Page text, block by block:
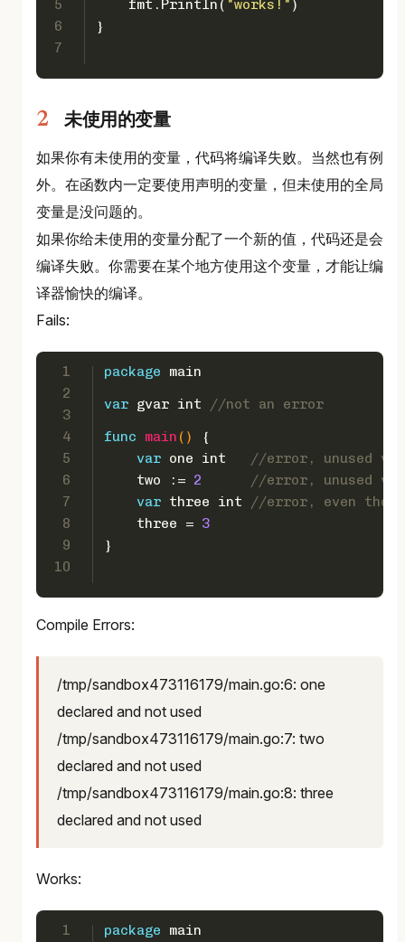
5
6
7
    fmt.Println(
"works!" )
}
未使用的变量
如果你有未使用的变量，代码将编译失败。当然也有例
外。在函数内一定要使用声明的变量，但未使用的全局
变量是没问题的。
如果你给未使用的变量分配了一个新的值，代码还是会
编译失败。你需要在某个地方使用这个变量，才能让编
译器愉快的编译。
Fails:
1
2
3
4
5
6
7
8
9
10
package main
var gvar int
//not an error
func
main ()
{
var one int
//error, unused
    two :=
2
//error, unused
var three int
//error, even
    three =
3
}
Compile Errors:
/tmp/sandbox473116179/main.go:6: one
declared and not used
/tmp/sandbox473116179/main.go:7: two
declared and not used
/tmp/sandbox473116179/main.go:8: three
declared and not used
Works:
1
package main